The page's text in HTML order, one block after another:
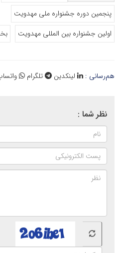
پنجمین دوره جشنواره ملی مهدویت
اولین جشنواره بین المللی مهدویت
هم‌رسانی : لینکدین تلگرام
نظر شما :